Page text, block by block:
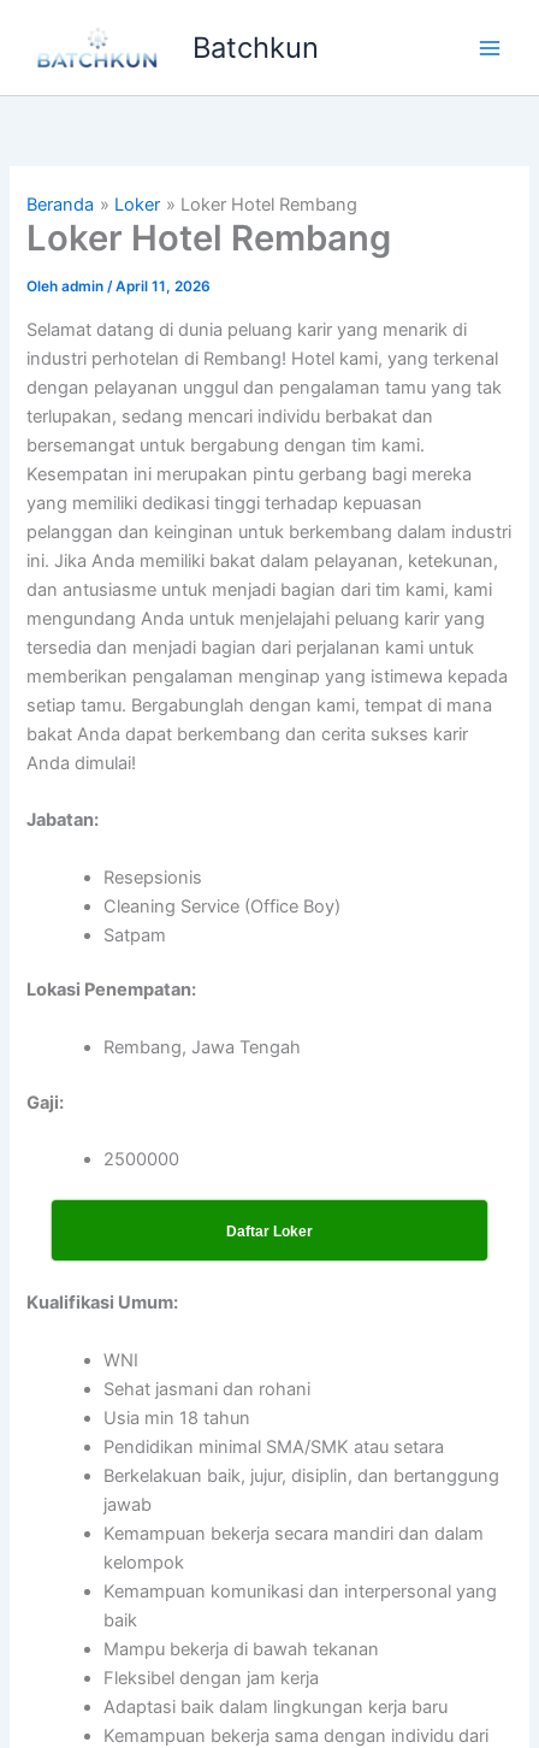
konten
Batchkun
Beranda Loker Loker Hotel Rembang
Loker Hotel Rembang
Olehadmin/April 11, 2026
Selamat datang di dunia peluang karir yang menarik di
industri perhotelan di Rembang! Hotel kami, yang terkenal
dengan pelayanan unggul dan pengalaman tamu yang tak
terlupakan, sedang mencari individu berbakat dan
bersemangat untuk bergabung dengan tim kami.
Kesempatan ini merupakan pintu gerbang bagi mereka
yang memiliki dedikasi tinggi terhadap kepuasan
pelanggan dan keinginan untuk berkembang dalam industri
ini. Jika Anda memiliki bakat dalam pelayanan, ketekunan,
dan antusiasme untuk menjadi bagian dari tim kami, kami
mengundang Anda untuk menjelajahi peluang karir yang
tersedia dan menjadi bagian dari perjalanan kami untuk
memberikan pengalaman menginap yang istimewa kepada
setiap tamu. Bergabunglah dengan kami, tempat di mana
bakat Anda dapat berkembang dan cerita sukses karir
Anda dimulai!
Jabatan:
Resepsionis
Cleaning Service (Office Boy)
Satpam
Lokasi Penempatan:
Rembang, Jawa Tengah
Gaji:
2500000
Daftar Loker
Kualifikasi Umum:
WNI
Sehat jasmani dan rohani
Usia min 18 tahun
Pendidikan minimal SMA/SMK atau setara
Berkelakuan baik, jujur, disiplin, dan bertanggung
jawab
Kemampuan bekerja secara mandiri dan dalam
kelompok
Kemampuan komunikasi dan interpersonal yang
baik
Mampu bekerja di bawah tekanan
Fleksibel dengan jam kerja
Adaptasi baik dalam lingkungan kerja baru
Kemampuan bekerja sama dengan individu dari